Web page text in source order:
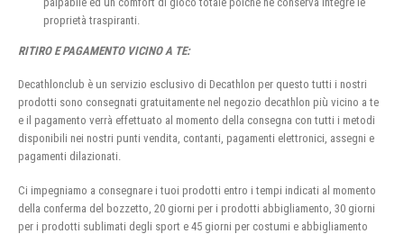
proprietà traspiranti.
RITIRO E PAGAMENTO VICINO A TE:
Decathlonclub è un servizio esclusivo di Decathlon per questo tutti i nostri
prodotti sono consegnati gratuitamente nel negozio decathlon più vicino a te
e il pagamento verrà effettuato al momento della consegna con tutti i metodi
disponibili nei nostri punti vendita, contanti, pagamenti elettronici, assegni e
pagamenti dilazionati.
Ci impegniamo a consegnare i tuoi prodotti entro i tempi indicati al momento
della conferma del bozzetto, 20 giorni per i prodotti abbigliamento, 30 giorni
per i prodotti sublimati degli sport e 45 giorni per costumi e abbigliamento